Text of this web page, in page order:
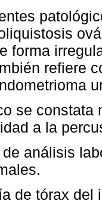
forma
refiere
se constata
a la
análisis
de tórax del